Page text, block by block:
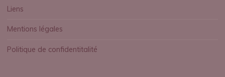
Liens
Mentions légales
Politique de confidentitalité